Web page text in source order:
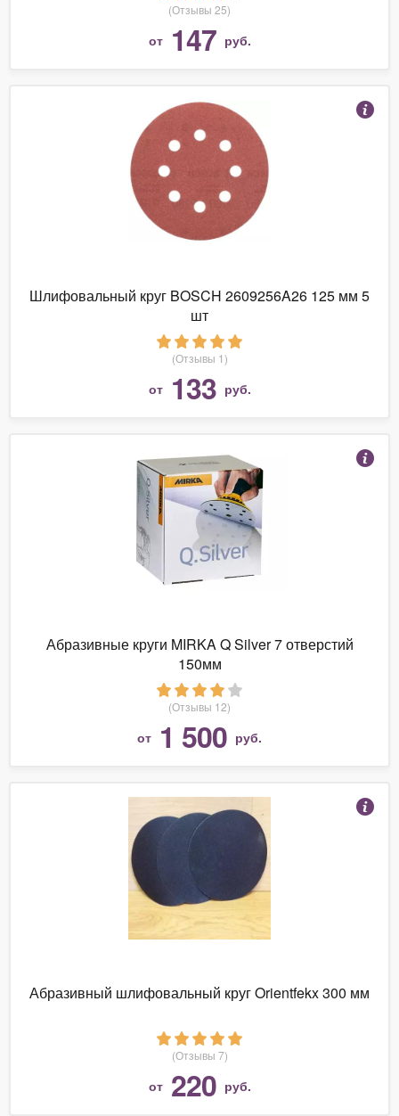
(Отзывы 25)
от 147 руб.
Шлифовальный круг BOSCH 2609256A26 125 мм 5
шт
(Отзывы 1)
от 133 руб.
Абразивные круги MIRKA Q Silver 7 отверстий
150мм
(Отзывы 12)
от 1 500 руб.
Абразивный шлифовальный круг Orientfekx 300 мм
(Отзывы 7)
от 220 руб.